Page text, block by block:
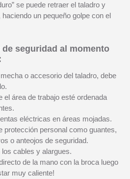
se puede retraer el taladro y
un pequeño golpe con el
seguridad al momento
o accesorio del taladro, debe
el área de trabajo esté ordenada
eléctricas en áreas mojadas.
protección personal como guantes,
o anteojos de seguridad.
cables y alargues.
de la mano con la broca luego
muy caliente!